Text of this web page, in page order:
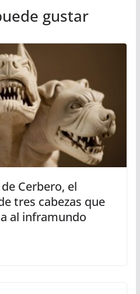
gustar
Cerbero, el
tres cabezas que
al inframundo